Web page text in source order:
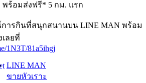
พร้อมส่งฟรี* 5 กม. แรก
ารกินที่สนุกสนานบน LINE MAN พร้อม
ลยที่
1N3T/81a5ihgj
LINE MAN
ขายหัวเราะ